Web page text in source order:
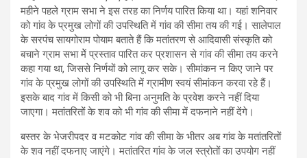
महीने पहले ग्राम सभा ने इस तरह का निर्णय पारित किया था। यहां शनिवार
को गांव के प्रमुख लोगों की उपस्थिति में गांव की सीमा तय की गई। सालेपाल
के सरपंच सायगोराम पोयाम बताते हैं कि मतांतरण से आदिवासी संस्कृति को
बचाने ग्राम सभा मेें प्रस्ताव पारित कर प्रशासन से गांव की सीमा तय करने
कहा गया था, जिससे निर्णयों को लागू कर सके। सीमांकन न किए जाने पर
गांव के प्रमुख लोगों की उपस्थिति में ग्रामीण स्वयं सीमांकन करवा रहे हैं।
इसके बाद गांव में किसी को भी बिना अनुमति के प्रवेश करने नहीं दिया
जाएगा। मतांतरितों के शव को भी गांव की सीमा में दफनाने नहीं देंगे।
बस्तर के भेजरीपदर व मटकोट गांव की सीमा के भीतर अब गांव के मतांतरितों
के शव नहीं दफनाए जाएंगे। मतांतरित गांव के जल स्त्रोतों का उपयोग नहीं